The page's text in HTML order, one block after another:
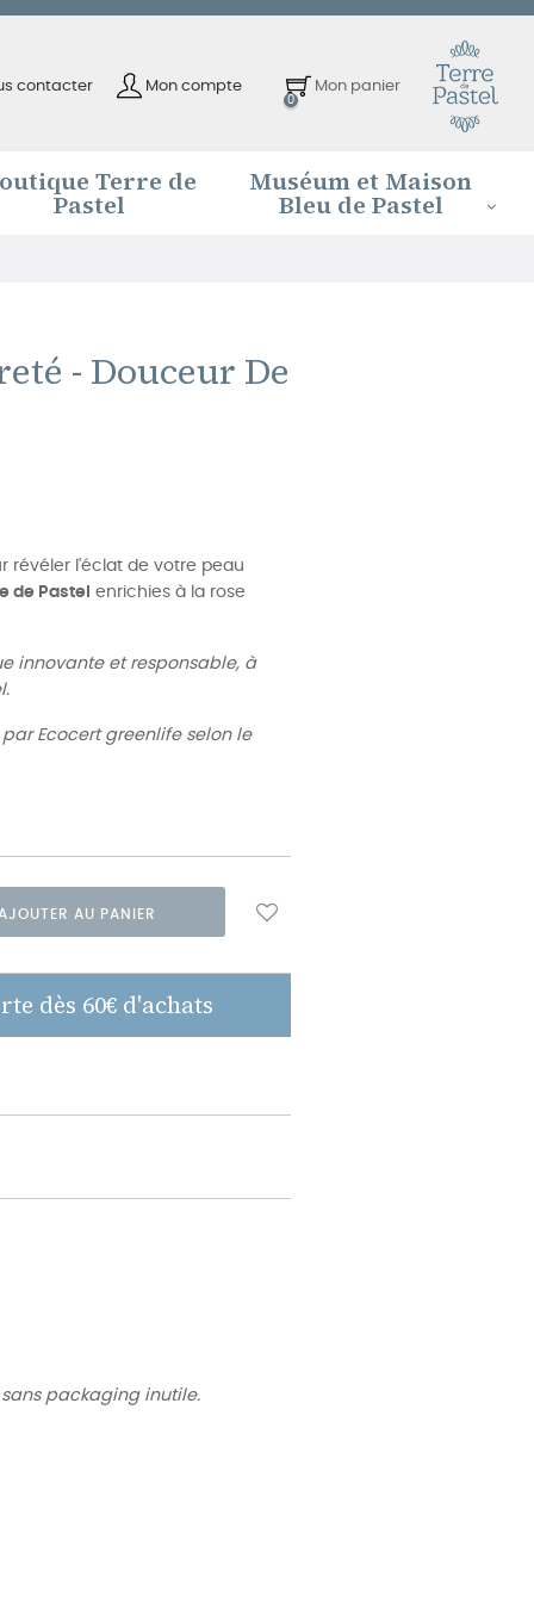
contacter Mon compte Mon panier
0
Terre de
Pastel
Muséum et Maison
Bleu de Pastel
- Douceur De
révéler l'éclat de votre peau
de Pastel
enrichies à la rose
innovante et responsable, à
par Ecocert greenlife selon le
AJOUTER AU PANIER
dès 60€ d'achats
sans packaging inutile.